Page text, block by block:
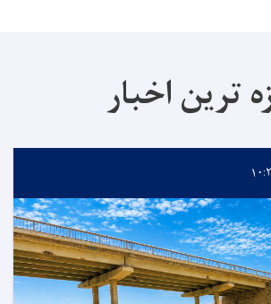
ترین اخبار